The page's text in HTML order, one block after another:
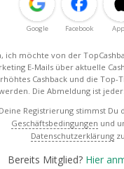
Google Facebook
ich möchte von der
E-Mails über aktuelle
Cashback und die Top-
Die Abmeldung ist
Registrierung stimmst Du
Geschäftsbedingungen und
Datenschutzerklärung
Bereits Mitglied? Hier